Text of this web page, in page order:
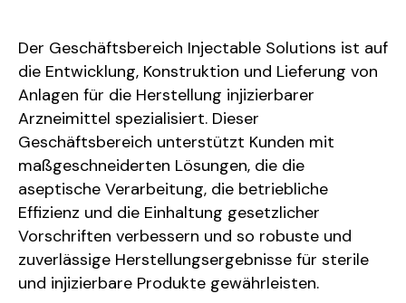
Der Geschäftsbereich Injectable Solutions ist auf
die Entwicklung, Konstruktion und Lieferung von
Anlagen für die Herstellung injizierbarer
Arzneimittel spezialisiert. Dieser
Geschäftsbereich unterstützt Kunden mit
maßgeschneiderten Lösungen, die die
aseptische Verarbeitung, die betriebliche
Effizienz und die Einhaltung gesetzlicher
Vorschriften verbessern und so robuste und
zuverlässige Herstellungsergebnisse für sterile
und injizierbare Produkte gewährleisten.